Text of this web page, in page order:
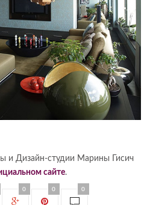
и Дизайн-студии Марины Гисич
сайте.
0 0 0